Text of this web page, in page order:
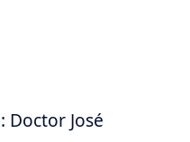
Doctor José